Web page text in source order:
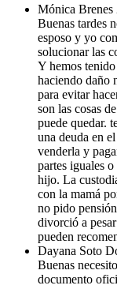
Mónica Brenes
Buenas tardes
esposo y yo
solucionar las
Y hemos
haciendo daño
para evitar
son las cosas
puede quedar.
una deuda en
venderla y
partes iguales
hijo. La
con la mamá
no pido
divorció a
pueden
Dayana Soto
Buenas
documento